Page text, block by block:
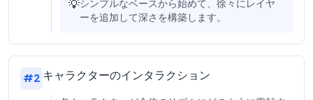
💡シンプルなベースから始めて、徐々にレイヤ
ーを追加して深さを構築します。
#2 キャラクターのインタラクション